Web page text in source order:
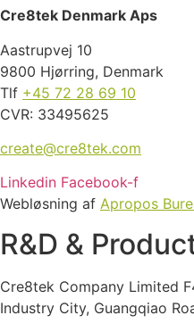
Cre8tek Denmark Aps
Aastrupvej 10
9800 Hjørring, Denmark
Tlf +45 72 28 69 10
CVR: 33495625
create@cre8tek.com
Linkedin Facebook-f
Webløsning af Apropos
R&D &
Cre8tek Company Limited
Industry City, Guangqiao